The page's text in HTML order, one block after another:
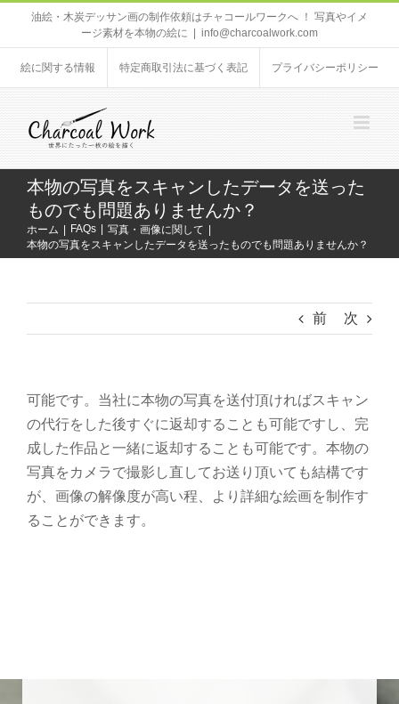
content
油絵・木炭デッサン画の制作依頼はチャコールワークへ ！ 写真やイメ
ージ素材を本物の絵に
info@charcoalwork.com
絵に関する情報 特定商取引法に基づく表記 プライバシーポリシー
本物の写真をスキャンしたデータを送った
ものでも問題ありませんか？
ホーム FAQs
写真・画像に関して
本物の写真をスキャンしたデータを送ったものでも問題ありませんか？
前 次
可能です。当社に本物の写真を送付頂ければスキャン
の代行をした後すぐに返却することも可能ですし、完
成した作品と一緒に返却することも可能です。本物の
写真をカメラで撮影し直してお送り頂いても結構です
が、画像の解像度が高い程、より詳細な絵画を制作す
ることができます。